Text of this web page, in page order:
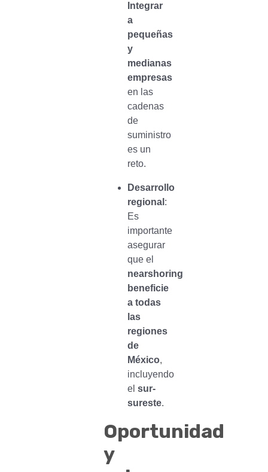
Integrar
a
pequeñas
y
medianas
empresas
en las
cadenas
de
suministro
es un
reto.
Desarrollo
regional :
Es
importante
asegurar
que el
nearshoring
beneficie
a todas
las
regiones
de
México,
incluyendo
el sur-
sureste.
Oportunidad
y